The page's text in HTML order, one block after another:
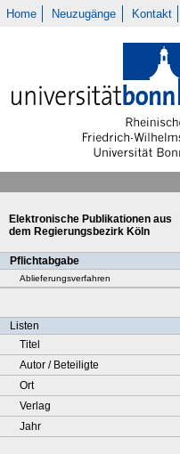
Home Neuzugänge Kontakt
Elektronische Publikationen aus
dem Regierungsbezirk Köln
Pflichtabgabe
Ablieferungsverfahren
Listen
Titel
Autor / Beteiligte
Ort
Verlag
Jahr